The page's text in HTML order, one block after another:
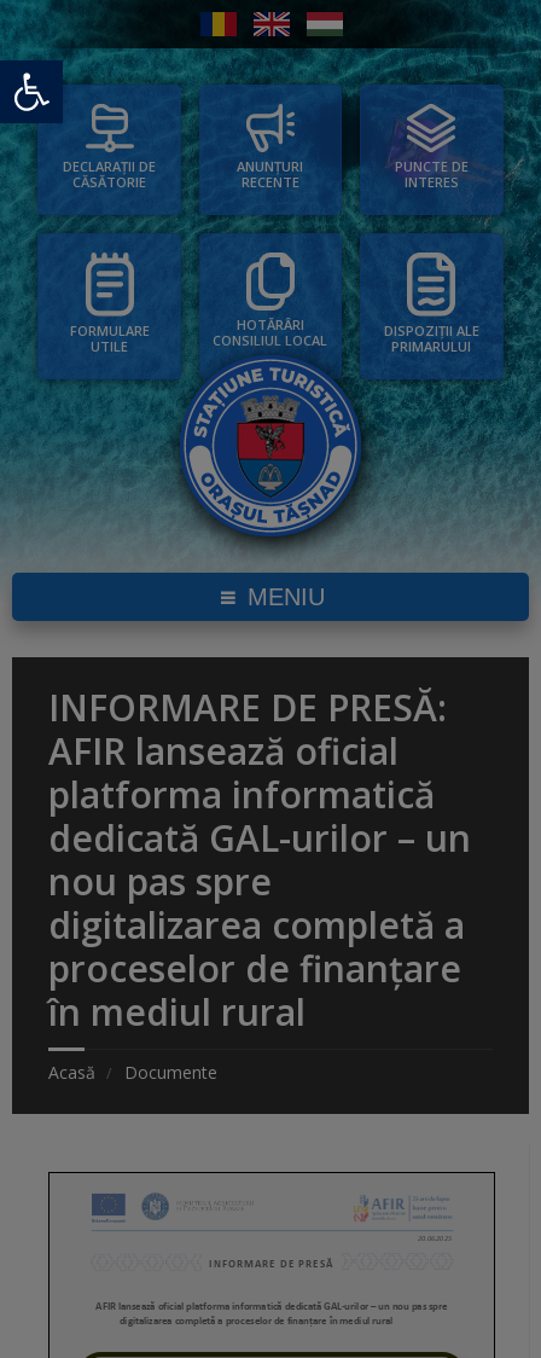
Deschide bara de unelte
DECLARAȚII DE
CĂSĂTORIE
ANUNȚURI
RECENTE
PUNCTE DE
INTERES
FORMULARE
UTILE
HOTĂRÂRI
CONSILIUL LOCAL
DISPOZIȚII ALE
PRIMARULUI
MENIU
INFORMARE DE PRESĂ:
AFIR lansează oficial
platforma informatică
dedicată GAL-urilor – un
nou pas spre
digitalizarea completă a
proceselor de finanțare
în mediul rural
Acasă Documente